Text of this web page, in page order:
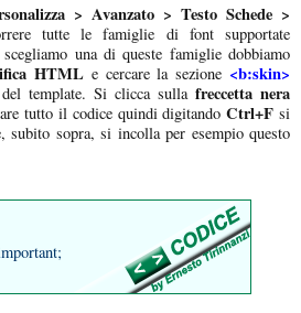
> Avanzato > Testo Schede >
tutte le famiglie di font supportate
una di queste famiglie dobbiamo
HTML e cercare la sezione <b:skin>
del template. Si clicca sullafreccetta nera
tutto il codice quindi digitandoCtrl+F si
subito sopra, si incolla per esempio questo